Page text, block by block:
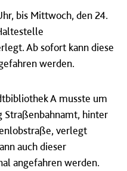
bis Mittwoch, den 24.
Ab sofort kann diese
werden.
A musste um
Straßenbahnamt, hinter
verlegt
auch dieser
angefahren werden.